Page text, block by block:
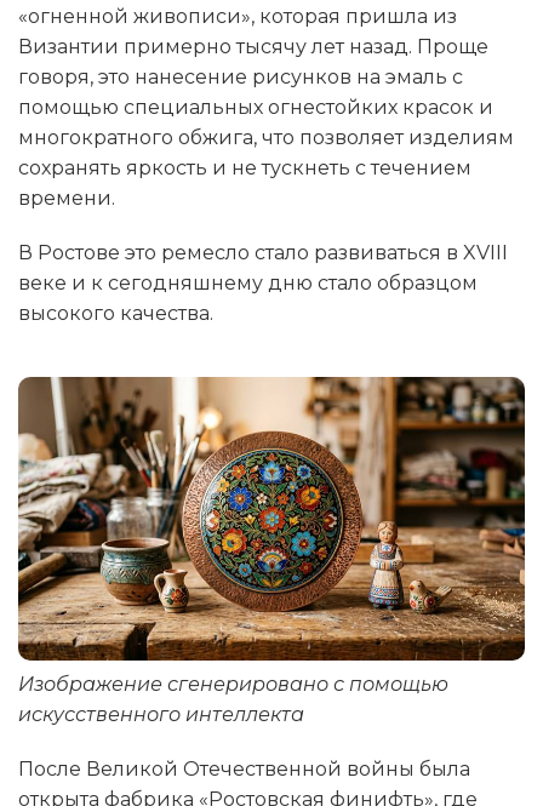
«огненной живописи», которая пришла из
Византии примерно тысячу лет назад. Проще
говоря, это нанесение рисунков на эмаль с
помощью специальных огнестойких красок и
многократного обжига, что позволяет изделиям
сохранять яркость и не тускнеть с течением
времени.
В Ростове это ремесло стало развиваться в XVIII
веке и к сегодняшнему дню стало образцом
высокого качества.
Изображение сгенерировано с помощью
искусственного интеллекта
После Великой Отечественной войны была
открыта фабрика «Ростовская финифть», где